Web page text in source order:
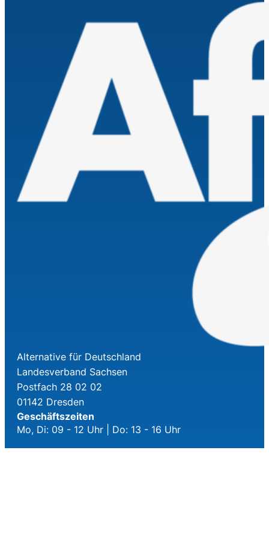
Alternative für Deutschland
Landesverband Sachsen
Postfach 28 02 02
01142 Dresden
Geschäftszeiten
Mo, Di: 09 - 12 Uhr | Do: 13 - 16 Uhr